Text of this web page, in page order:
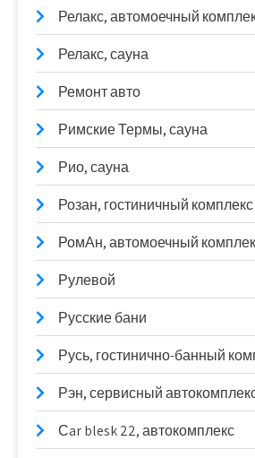
Релакс, автомоечный
Релакс, сауна
Ремонт авто
Римские Термы, сауна
Рио, сауна
Розан, гостиничный комплекс
РомАн, автомоечный
Рулевой
Русские бани
Русь, гостинично-банный
Рэн, сервисный
Сar blesk 22, автокомплекс